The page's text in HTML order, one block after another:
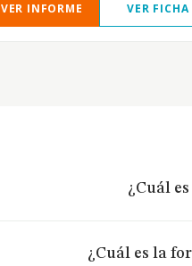
VER INFORME VER FICHA
¿Cuál
¿Cuál es la